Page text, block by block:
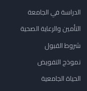
الدراسة في الجامعة
التأمين والرعاية الصحية
شروط القبول
نموذج التفويض
الحياة الجامعية